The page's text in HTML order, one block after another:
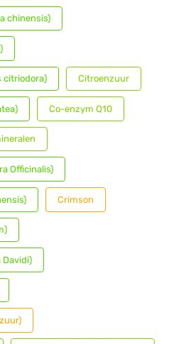
chinensis)
citriodora) Citroenzuur
Co-enzym Q10
Officinalis)
Crimson
Davidi)